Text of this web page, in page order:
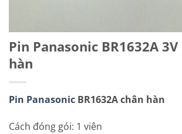
Pin Panasonic BR1632A
hàn
Pin Panasonic BR1632A chân hàn
Cách đóng gói: 1 viên